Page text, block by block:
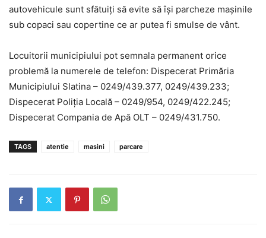
autovehicule sunt sfătuiți să evite să își parcheze mașinile
sub copaci sau copertine ce ar putea fi smulse de vânt.
Locuitorii municipiului pot semnala permanent orice
problemă la numerele de telefon: Dispecerat Primăria
Municipiului Slatina – 0249/439.377, 0249/439.233;
Dispecerat Poliţia Locală – 0249/954, 0249/422.245;
Dispecerat Compania de Apă OLT – 0249/431.750.
TAGS atentie masini parcare